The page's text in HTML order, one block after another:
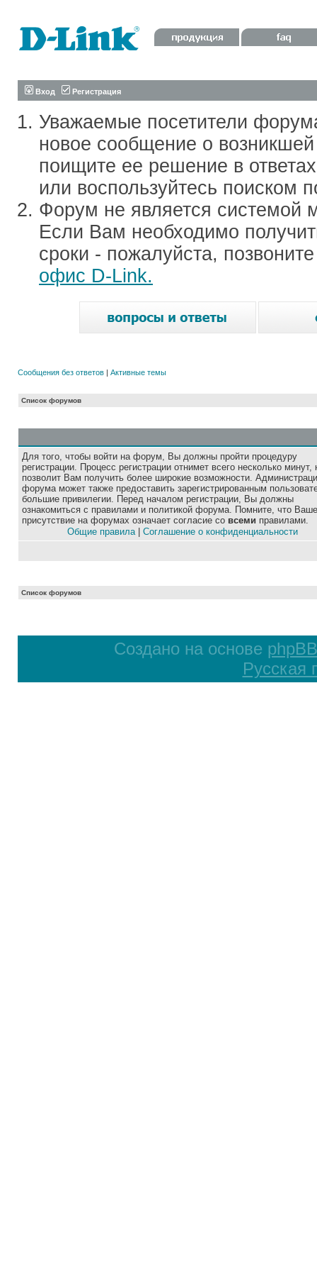
Вход Регистрация
Уважаемые посетители
новое сообщение о
поищите ее решение в
или воспользуйтесь поиском
Форум не является системой
Если Вам необходимо
сроки - пожалуйста,
офис D-Link.
Сообщения без ответов | Активные темы
Список форумов
Для того, чтобы войти на форум, Вы должны пройти процедуру
регистрации. Процесс регистрации отнимет всего несколько минут,
позволит Вам получить более широкие возможности.
форума может также предоставить зарегистрированным
большие привилегии. Перед началом регистрации, Вы должны
ознакомиться с правилами и политикой форума. Помните, что Ваше
присутствие на форумах означает согласие со всеми правилами.
Общие правила| Соглашение о конфиденциальности
Список форумов
Создано на основе phpBB
Русская